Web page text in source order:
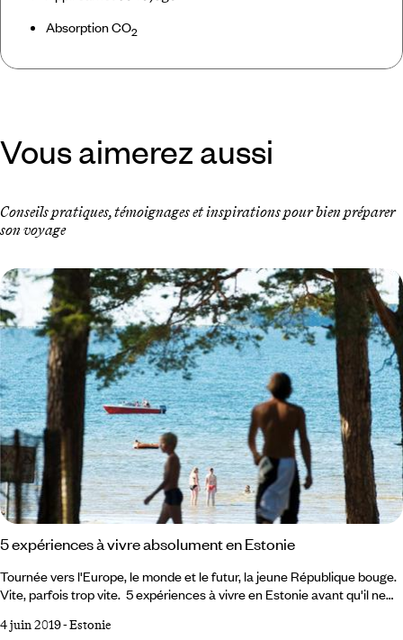
Absorption CO2
Vous aimerez aussi
Conseils pratiques, témoignages et inspirations pour bien préparer
son voyage
5 expériences à vivre absolument en Estonie
Tournée vers l'Europe, le monde et le futur, la jeune République bouge.
Vite, parfois trop vite. 5 expériences à vivre en Estonie avant qu'il ne
ville-musée, tout entière tournée vers les touristes qui la visitent. De
4 juin 2019-Estonie